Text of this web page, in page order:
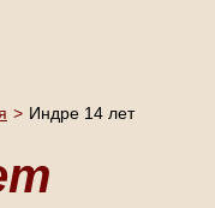
> Индре 14 лет